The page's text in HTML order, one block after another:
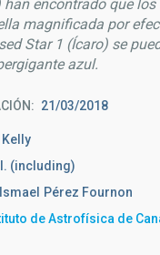
han encontrado que los
magnificada por
Star 1 (Ícaro) se
azul.
21/03/2018
Kelly
(including)
Ismael
Pérez Fournon
de Astrofísica de